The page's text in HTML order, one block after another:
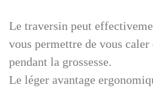
Le traversin peut
vous permettre de vous
pendant la grossesse.
Le léger avantage